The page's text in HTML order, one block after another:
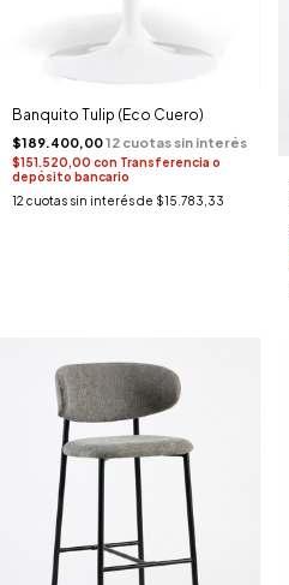
Banquito Tulip (Eco Cuero)
$189.400,00
$151.520,00 con Transferencia o
depósito bancario
12 cuotas sin interés de $15.783,33